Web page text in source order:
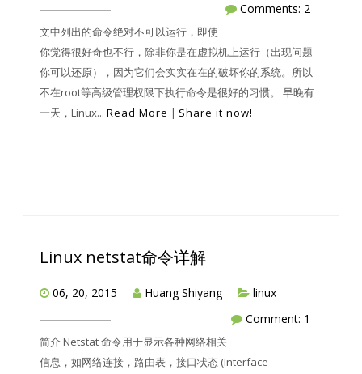
Comments: 2
文中列出的命令绝对不可以运行，即使
你觉得很好奇也不行，除非你是在虚拟机上运行（出现问题
你可以还原），因为它们会实实在在的破坏你的系统。所以
不在root等高级管理权限下执行命令是很好的习惯。 早晚有
一天，Linux... Read More | Share it now!
Linux netstat命令详解
06, 20, 2015 Huang Shiyang
linux
Comment: 1
简介 Netstat 命令用于显示各种网络相关
信息，如网络连接，路由表，接口状态 (Interface